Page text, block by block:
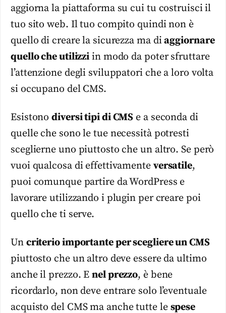
aggiorna la piattaforma su cui tu costruisci il
tuo sito web. Il tuo compito quindi non è
quello di creare la sicurezza ma diaggiornare
quello che utilizzi in modo da poter sfruttare
l’attenzione degli sviluppatori che a loro volta
si occupano del CMS.
Esistonodiversi tipi di CMS e a seconda di
quelle che sono le tue necessità potresti
sceglierne uno piuttosto che un altro. Se però
vuoi qualcosa di effettivamente versatile,
puoi comunque partire da WordPress e
lavorare utilizzando i plugin per creare poi
quello che ti serve.
Un criterio importante per scegliere un CMS
piuttosto che un altro deve essere da ultimo
anche il prezzo. Enel prezzo, è bene
ricordarlo, non deve entrare solo l’eventuale
acquisto del CMS ma anche tutte le spese